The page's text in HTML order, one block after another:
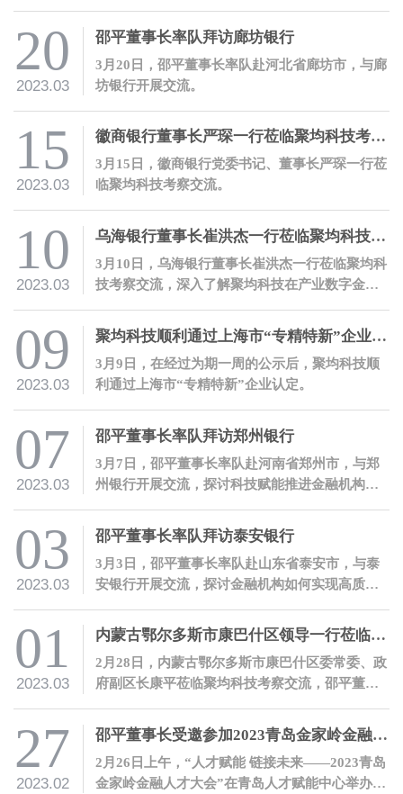
20
2023.03
邵平董事长率队拜访廊坊银行
3月20日，邵平董事长率队赴河北省廊坊市，与廊
坊银行开展交流。
15
2023.03
徽商银行董事长严琛一行莅临聚均科技考察交流
3月15日，徽商银行党委书记、董事长严琛一行莅
临聚均科技考察交流。
10
2023.03
乌海银行董事长崔洪杰一行莅临聚均科技考察交流
3月10日，乌海银行董事长崔洪杰一行莅临聚均科
技考察交流，深入了解聚均科技在产业数字金融
09
2023.03
聚均科技顺利通过上海市“专精特新”企业认定
3月9日，在经过为期一周的公示后，聚均科技顺
利通过上海市“专精特新”企业认定。
07
2023.03
邵平董事长率队拜访郑州银行
3月7日，邵平董事长率队赴河南省郑州市，与郑
州银行开展交流，探讨科技赋能推进金融机构高
03
2023.03
邵平董事长率队拜访泰安银行
3月3日，邵平董事长率队赴山东省泰安市，与泰
安银行开展交流，探讨金融机构如何实现高质量
01
2023.03
内蒙古鄂尔多斯市康巴什区领导一行莅临聚均科技考察交流
2月28日，内蒙古鄂尔多斯市康巴什区委常委、政
府副区长康平莅临聚均科技考察交流，邵平董事
27
2023.02
邵平董事长受邀参加2023青岛金家岭金融人才大会并发表主题演讲
2月26日上午，“人才赋能 链接未来——2023青岛
金家岭金融人才大会”在青岛人才赋能中心举办。